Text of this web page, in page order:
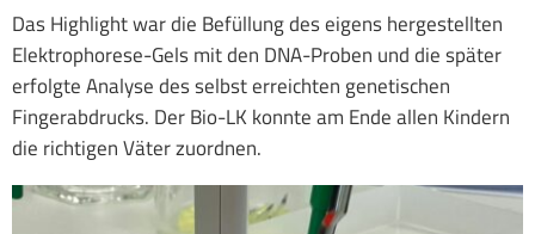
Das Highlight war die Befüllung des eigens hergestellten
Elektrophorese-Gels mit den DNA-Proben und die später
erfolgte Analyse des selbst erreichten genetischen
Fingerabdrucks. Der Bio-LK konnte am Ende allen Kindern
die richtigen Väter zuordnen.